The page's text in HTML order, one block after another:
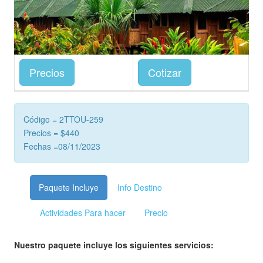
Precios Cotizar
Código = 2TTOU-259
Precios = $440
Fechas =08/11/2023
Paquete Incluye Info Destino
Actividades Para hacer Precio
Nuestro paquete incluye los siguientes servicios: